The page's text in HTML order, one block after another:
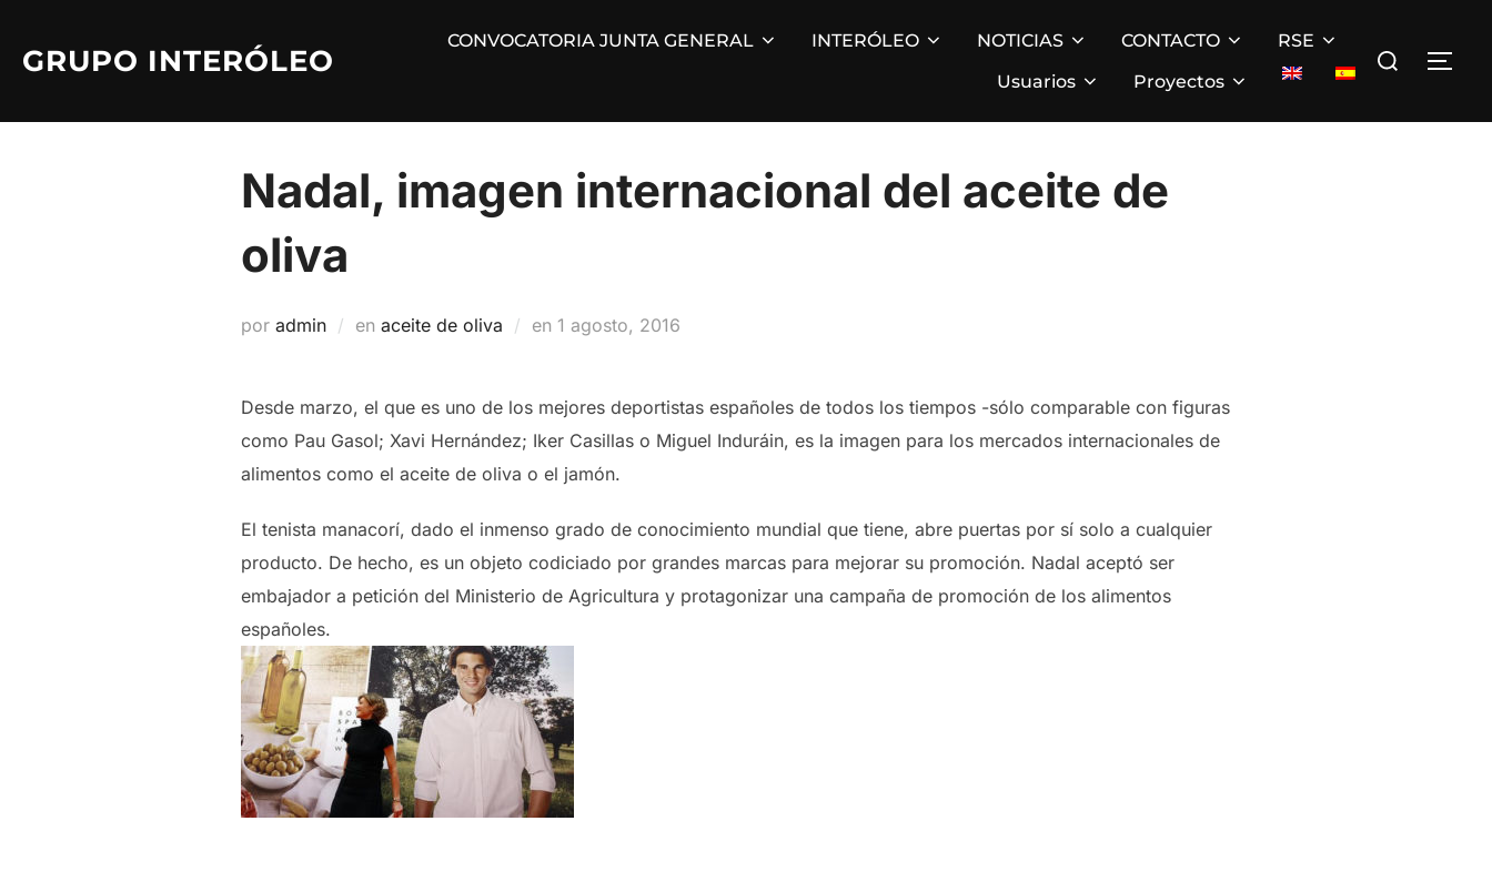
contenido
GRUPO INTERÓLEO
CONVOCATORIA JUNTA GENERAL INTERÓLEO NOTICIAS CONTACTO
RSE
Usuarios
Proyectos
Buscar:
Nadal, imagen internacional del aceite de
oliva
por admin en aceite de oliva en Publicado
1 agosto, 2016
Desde marzo, el que es uno de los mejores deportistas españoles de todos los tiempos -sólo comparable con figuras
como Pau Gasol; Xavi Hernández; Iker Casillas o Miguel Induráin, es la imagen para los mercados internacionales de
alimentos como el aceite de oliva o el jamón.
El tenista manacorí, dado el inmenso grado de conocimiento mundial que tiene, abre puertas por sí solo a cualquier
producto. De hecho, es un objeto codiciado por grandes marcas para mejorar su promoción. Nadal aceptó ser
embajador a petición del Ministerio de Agricultura y protagonizar una campaña de promoción de los alimentos
españoles.